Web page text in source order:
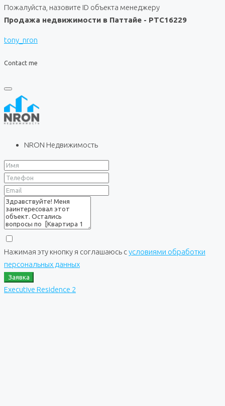
Пожалуйста, назовите ID объекта менеджеру
Продажа недвижимости в Паттайе - PTC16229
tony_nron
Contact me
NRON Недвижимость
Нажимая эту кнопку я соглашаюсь сусловиями обработки
персональных данных
Заявка
Executive Residence 2